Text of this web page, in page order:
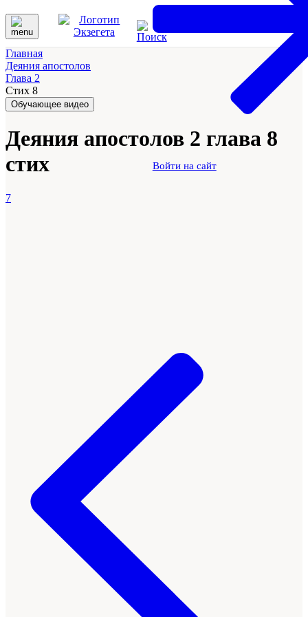
Войти на сайт
Главная
Деяния апостолов
Глава 2
Стих 8
Обучающее видео
Деяния апостолов 2 глава 8
стих
7